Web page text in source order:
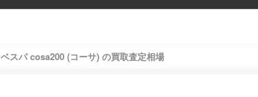
ベスパ cosa200 (コーサ) の買取査定相場